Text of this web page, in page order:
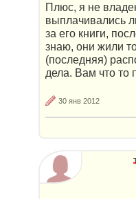
Плюс, я не
выплачивались
за его книги,
знаю, они жили
(последняя)
дела. Вам что то
30 янв 2012